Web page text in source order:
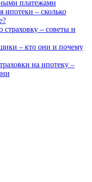
платежами
– сколько
– советы и
– кто они и почему
на ипотеку –